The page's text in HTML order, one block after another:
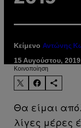
Κείμενο Αντώνης
15 Αυγούστου,
Kοινοποίηση
Θα είμαι
λίγες μέρες